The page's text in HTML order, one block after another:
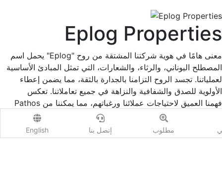
Eplog Properties
يحمل اسم "Eplog" معنى هامًا في هوية شركتنا المشتقة من روح
المصطلح اليوناني، والرثاء، والشعارات، التي تمثل المبادئ الأساسية
لعملياتنا. تجسد الروح التزامنا بالجدارة بالثقة، مما يضمن إعطاء
الأولوية للصدق والشفافية والنزاهة في جميع تعاملاتنا. تعكس
Pathos فهمنا العميق لاحتياجات عملائنا ورغباتهم، مما يمكننا من
إنشاء اتصالات هادفة وتقديم حلول مخصصة. تمثل الشعارات التزامنا
بالاحترافية والخبرة، مدعومة بخبرتنا الواسعة في الصناعة. إذا كنت
تتطلع إلى الشراء أو البيع أو التطوير في دبي فلا تتردد في الاتصال بنا
مطلوب إتصل بنا English